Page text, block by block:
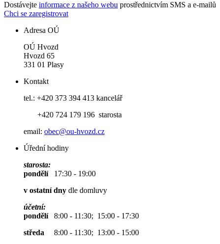
Dostávejte informace z našeho webu prostřednictvím SMS a e-mailů
Chci se zaregistrovat
Adresa OÚ
OÚ Hvozd
Hvozd 65
331 01 Plasy
Kontakt
tel.: +420 373 394 413 kancelář
+420 724 179 196 starosta
email: obec@ou-hvozd.cz
Úřední hodiny
starosta:
pondělí 17:30 - 19:00
v ostatní dny dle domluvy
účetní:
pondělí 8:00 - 11:30; 15:00 - 17:30
středa 8:00 - 11:30; 13:00 - 15:00